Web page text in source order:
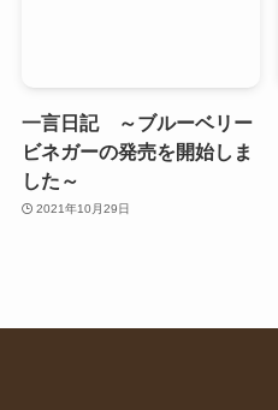
一言日記 ～ブルーベリー
ビネガーの発売を開始しま
した～
2021年10月29日